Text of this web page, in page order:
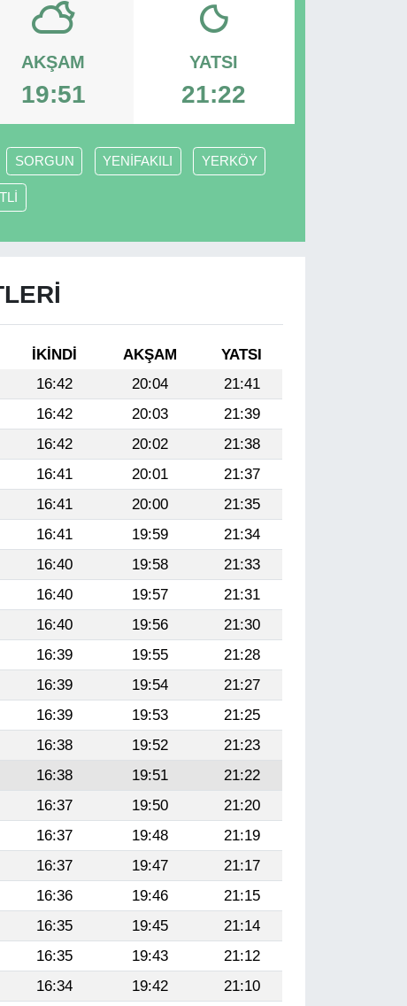
AKŞAM
19:51
YATSI
21:22
SORGUN YENİFAKILI YERKÖY
İKINDI AKŞAM
YATSI
16:42 20:04
21:41
16:42 20:03
21:39
16:42 20:02
21:38
16:41 20:01
21:37
16:41 20:00
21:35
16:41 19:59
21:34
16:40 19:58
21:33
16:40 19:57
21:31
16:40 19:56
21:30
16:39 19:55
21:28
16:39 19:54
21:27
16:39 19:53
21:25
16:38 19:52
21:23
16:38 19:51
21:22
16:37 19:50
21:20
16:37 19:48
21:19
16:37 19:47
21:17
16:36 19:46
21:15
16:35 19:45
21:14
16:35 19:43
21:12
16:34 19:42
21:10